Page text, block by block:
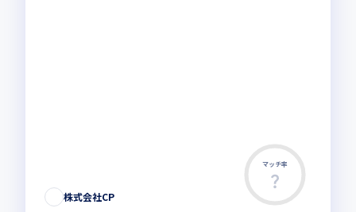
マッチ率
株式会社CP